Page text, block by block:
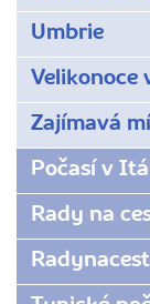
Umbrie
Velikonoce
Zajímavá
Počasí v
Rady na